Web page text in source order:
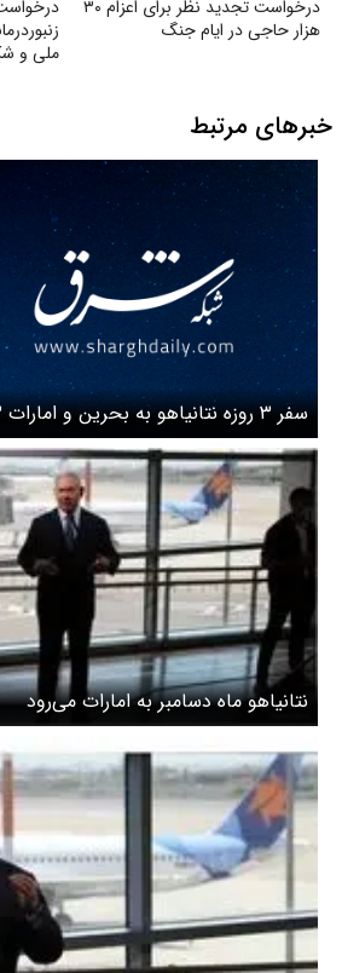
درخواست تجدید نظر برای اعزام ۳۰
هزار حاجی در ایام جنگ
ملی و
خبرهای مرتبط
سفر ۳ روزه نتانیاهو به بحرین و امارات ۳ ساعته شد
نتانیاهو ماه دسامبر به امارات می‌رود